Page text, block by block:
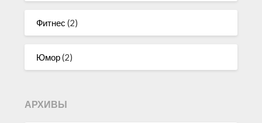
Фитнес (2)
Юмор(2)
АРХИВЫ